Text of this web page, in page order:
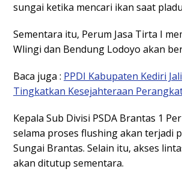
sungai ketika mencari ikan saat
Sementara itu, Perum Jasa Tirta I
Wlingi dan Bendung Lodoyo akan
Baca juga : PPDI Kabupaten Kediri
Tingkatkan Kesejahteraan
Kepala Sub Divisi PSDA Brantas 1
selama proses flushing akan terjadi
Sungai Brantas. Selain itu, akses
akan ditutup sementara.